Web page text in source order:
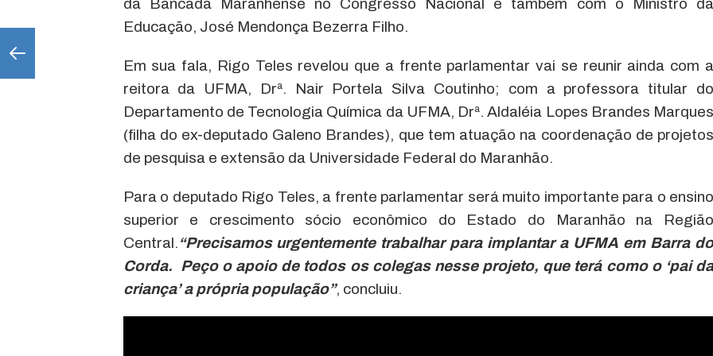
da Bancada Maranhense no Congresso Nacional e também com o Ministro da
Educação, José Mendonça Bezerra Filho.
Em sua fala, Rigo Teles revelou que a frente parlamentar vai se reunir ainda com a
reitora da UFMA, Drª. Nair Portela Silva Coutinho; com a professora titular do
Departamento de Tecnologia Química da UFMA, Drª. Aldaléia Lopes Brandes Marques
(filha do ex-deputado Galeno Brandes), que tem atuação na coordenação de projetos
de pesquisa e extensão da Universidade Federal do Maranhão.
Para o deputado Rigo Teles, a frente parlamentar será muito importante para o ensino
superior e crescimento sócio econômico do Estado do Maranhão na Região
Central.“Precisamos urgentemente trabalhar para implantar a UFMA em Barra do
Corda. Peço o apoio de todos os colegas nesse projeto, que terá como o ‘pai da
criança’ a própria população”, concluiu.